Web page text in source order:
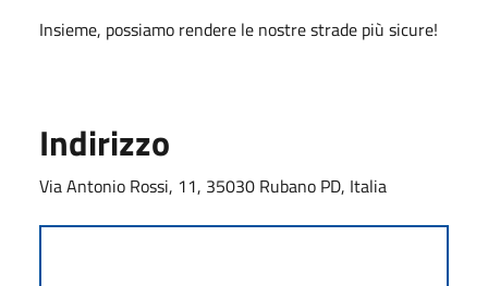
Insieme, possiamo rendere le nostre strade più sicure!
Indirizzo
Via Antonio Rossi, 11, 35030 Rubano PD, Italia